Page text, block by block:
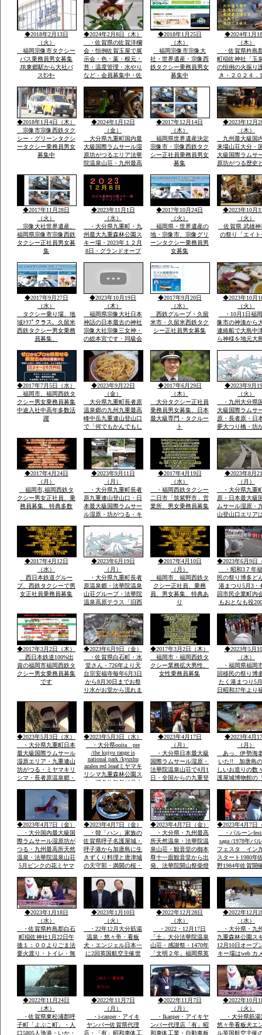
０のみ・雪が白い別の
山々・坊がつるの景
色・ー4度・空気がお
いしい星がきれい１３
００ｍ級天然温泉最高
穣天子社は天皇
天子表現大木数
楠木が多数・以
間を通じて屋台
り・流鏑馬神事
◆2018年2月13日
（火）
福岡宗像市タクシー
バス乗務員男女募集
JR東郷駅から大社バ
スｾﾝﾀｰ
◆2024年2月8日（木）
・佐賀県の佐賀洋欄
会・恒例佐賀玉屋で展
示会・色・葉・根元・
苔・温度管理・水やり
など・会員募集中・佐
９０７７－５５３５・
大島まで
◆2018年1月25日
（木）
福岡宗像市宗像大
社・世界遺産・宗像西
鉄タクシー乗務員男女
募集中
◆2024年1月
（木）
・佐賀県杵島
町稲佐神社「玉
の恒例の火振り
き・２０２４．
伝統祭り実行・
駐車あり家内安
他祈願火渡り参
ます近くに水汲
名な縫いの池水
◆2018年1月4日（木）
宗像市宗像西鉄タク
シー・グリーンタクシ
ータクシー乗務員男女
募集中
◆2024年1月12日
（金）
大分県九重町国内最
大級国際ラムサール湿
原坊がつるエリア法華
院温泉山荘・九州最高
雪・雪・雪で12月23日
恒例「感謝祭」全国か
ら参加・法華院温泉山
されました
◆2017年12月14日
（木）
福岡県世界遺産決定
宗像市・宗像西鉄タク
シー正社員乗務員男女
募集
◆2023年12月
（木）
九州最大級国
来場山荘大分・
大級国際ラムサ
原坊がつる歴史
然温泉の法華院
荘の歌「法華院
ましょう」12月
例・感謝祭でで
い歌です
◆2017年11月28日
（火）
宗像大社世界遺産、
福岡県宗像市宗像西鉄
タクシー正社員男女募
集
◆2023年11月1日
（水）
・大分県九重町・九
州最大九重森林公園ス
キー場・2023年１２月
8日・グランドオープ
で遊べる・こども広場
「パパママと子供の専
でスキー場完備」
◆2017年10月24日
（火）
福岡県・世界遺産の
地・宗像市、宗像グリ
ーンタクシー乗務員男
女募集
◆2023年10月
（火）
佐賀県 武雄神
の祭り「エイト
◆2017年9月27日
（水）
タクシー乗り場、地
域ﾄﾂﾌﾟクラス、久留米
西鉄タクシー男女乗務
員募集、
◆2023年10月19日
（木）
福岡県宗像大社日本
神話の日本最古の神社
宗像大社宗像三女神・
の総本宮です・同級会
連遺跡とお祭りに船で
行き「神宿る島」宗
像・沖ノ島関連がユネ
スコ世界遺産に登録見
て聞いてビツクリです
◆2017年9月20日
（水）
西鉄グループ・久留
米市・久留米西鉄タク
シー正社員男女募集
◆2023年10月
（火）
・10月1日福
像市の神湊から
連絡船で大島中
ら神様を地元大
地元漁師さんの
のせ神湊までそ
ご神体を宗像大
運び大島遥拝所
お宿「まなべ
◆2017年7月5日（水）
福岡市、福岡西鉄タ
クシー男女乗務員募集
中途入社中高年多数活
躍
◆2023年9月22日
（金）
大分県九重町長者原
温泉郷の九州九重最高
峰中岳九重連山登山口
で「何でもかんでもし
告・温泉豊富なエリア
で開催報告地元民のジ
ビエ料理・鹿・いのし
しのさしいれ恊力で大
変盛り上がりました
◆2017年6月29日
（木）
大分タクシー正社員
乗務員男女募集、日本
最大級専門・タクルー
ト
◆2023年9月
（火）
・九州大分県
大級国際ラムサ
原・長者原・日
夢大つり橋・坊
華院温泉山荘・
山九州最高峰中
重連山・標高・
「坊がつる賛歌
名な坊がつるキ
場
◆2017年4月24日
（月）
福岡市,福岡西鉄タ
クシー男女正社員、乗
務員募集、特典多数
◆2023年9月11日
（月）
・大分県九重町長者
原九重連山登山口・日
本最大級国際ラムサー
ル湿原・坊がつる・キ
リシマ開花。九州最高
所天然温泉・行く帰る
最低5時間前後・また
行きたい法華院温泉山
荘
◆2017年4月19日
（水）
・福岡西鉄タクシー
二日市「筑紫野市」営
業所、男女乗務員募集
◆2023年8月
（月）
・大分県九重
原・日本最大級
ムサール湿原・
山登山口エリア
暮れ雨の滝ルー
ケ池ルート・法
泉山荘の九州最
然温泉・九州最
重連山中岳ルー
◆2017年4月12日
（水）
西日本鉄道グルー
プ、西鉄タクシーで男
女正社員乗務員募集
◆2023年6月19日
（月）
・大分県九重町長者
原温泉郷・法華院温泉
山荘グループ・法華院
温泉高原テラス「旧西
ok・温泉入浴￥５０
０・併設レストラン和
洋食１０００円から２
０００・登山・研修
会・合宿全国実績多数
◆2017年4月10日
（月）
福岡市、福岡西鉄タ
クシー正社員、乗務
員、男女募集、特典あ
り
◆2023年6月9日
・昭和3７年
民の祭り博多ど
港まつり5月3・
回市民企業町内
もおとなも役
出し練り歩きま
に踊り本舞台・
加で運営再開発
バンの街で
◆2017年3月2日（木）
西日本鉄道100%出
資の福岡市福岡西鉄タ
クシー男女乗務員募集
です
◆2023年6月9日（金）
・佐賀県白石町・水
堂さん・726年より天
台宗安福寺毎年6月3日
から8月30日までお祭
り水がお堂から流れま
に顔つきがちがう飲む
とよくなる水です「体
の調子が悪い人は飲ま
ないこと」
◆2017年3月2日（木）
福岡市・福岡西鉄タ
クシー業務拡大男性、
女性乗務員募集
◆2023年5月
（水）
・福岡県福岡
回移民の祭り博
たく港まつり5
日昭和37年より
内に踊り本舞台
民企業総参加こ
人も企業も約
参加「しゃもじ
を出し参加
◆2023年5月3日（水）
・大分県九重町日本
最大級国際ラムサール
湿原エリア・九重連山
坊がつる・ミヤマキリ
シマ・長者原温泉郷・
公園スキー場・毎年12
月末の「天空の大花火
大会」２０００ｍ級の
冬の山々空に花火・・
◆2023年5月3日（水）
・大分県ooita pre
/the kujyu range is
national park /kyushu
azalea red leaafミヤマキ
リシマ九重森林公園ス
キー場名物毎年12月大
花火
◆2023年4月17日
（月）
・大分県日本最大級
国際ラムサール湿原・
法華院温泉山荘で4月1
日・全国からの九重登
開山祭と夜は九重町白
鳥神社の夜神楽の舞が
奉納当日夜「日本100
名山」を達制したスズ
キさんが拍手でした
◆2023年4月
（月）
あっ、伊勢海
いた!! 加唐島
しいお造りの数
護屋城博物館の
目、唐津城
◆2023年4月7日（金）
・大分国内最大級国
際ラムサール湿原坊が
つる・九州最高所天然
温泉・法華院温泉山荘
5月ピンクの花ミヤマ
山赤ピンク色に染ま
る・九重森林公園スキ
ー場ママと遊べる子供
専用広場・名物天空の
花火
◆2023年4月7日（金）
・韓「ハン」家族の
佐賀県呼子名護屋城・
呼子港から加唐島に生
きずくり料理と唐津城
の天守郭・満開の桜・
お刺身は・伊勢エビ・
ヒラメ・鯛・アワビ・
海老・身が動いた刺
身・焼き物・おいしか
つた
◆2023年4月7日（金）
・大分県・九州最高
所天然温泉・法華院温
泉山荘・観音堂の御本
尊十一面観音堂から出
発、法華院開山祭柴燈
ました全国からの登山
者の無事安寧を祈願す
る天気よく多数参加さ
れました
◆2023年4月7日
・バルーン
saga /1978年バ
フェスタ イン
スタート1980年
野1984年佐賀開
1984年世界大
◆2023年1月18日
（水）
・佐賀県杵島郡白石
町稲佐神社1月22日午
後１：００よりごま法
要火渡り・トイレ・無
大分県九重森林公園ス
キー場・日本一夢大吊
橋・ラムサール湿原坊
がつる・九州最高所天
然温泉法華院
◆2023年1月10日
（火）
・22年12月大分筋湯
温泉・悠々帝・看板
犬・エンジェル日本一
に2回英国航空主催世
ｓ://chinanews.jp・中
国経済新聞web版日本
載
◆2022年12月28日
（水）
・2022・12月17日
「土」大分法華院温泉
山荘・感謝祭・1470年
「文明２年」福岡県英
「現」弘蔵岳久・自然
を守り・九州最高所天
然温泉・場内には観音
堂も・国立公園ラムサ
ール湿原内
◆2022年12月
（水）
・大分県・九
九重森林公園ス
12月10日オープ
キー場はweb カ
岡市からスキー
バスＯＫ・JR
豊後森駅前・高
インターバス停
す
◆2022年11月24日
（木）
・佐賀県東松浦郡呼
子町「よぶこ町」・人
口5805人漁港・いか・
◆2022年11月7日
（月）
・i-canper・アイキ
ヤンパー佐賀県代理
店・「有」昭和車体工
◆2022年11月7日
（月）
・Ikanper・アイキヤ
ンパー代理店「有」昭
和車体工業・自動車板
◆2022年10月
（火）
・大分県筋湯
悠々帝看板犬エ
ル英国航空主催